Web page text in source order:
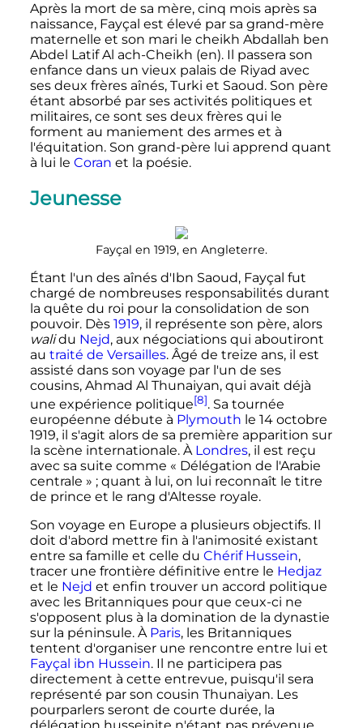
Après la mort de sa mère, cinq mois après sa
naissance, Fayçal est élevé par sa grand-mère
maternelle et son mari le cheikh Abdallah ben
Abdel Latif Al ach-Cheikh (en). Il passera son
enfance dans un vieux palais de Riyad avec
ses deux frères aînés, Turki et Saoud. Son père
étant absorbé par ses activités politiques et
militaires, ce sont ses deux frères qui le
forment au maniement des armes et à
l'équitation. Son grand-père lui apprend quant
à lui le Coran et la poésie.
Jeunesse
Fayçal en 1919, en Angleterre.
Étant l'un des aînés d'Ibn Saoud, Fayçal fut
chargé de nombreuses responsabilités durant
la quête du roi pour la consolidation de son
pouvoir. Dès 1919, il représente son père, alors
walidu Nejd, aux négociations qui aboutiront
au traité de Versailles. Âgé de treize ans, il est
assisté dans son voyage par l'un de ses
cousins, Ahmad Al Thunaiyan, qui avait déjà
une expérience politique[8]. Sa tournée
européenne débute à Plymouth le 14 octobre
1919, il s'agit alors de sa première apparition sur
la scène internationale. À Londres, il est reçu
avec sa suite comme « Délégation de l'Arabie
centrale » ; quant à lui, on lui reconnaît le titre
de prince et le rang d'Altesse royale.
Son voyage en Europe a plusieurs objectifs. Il
doit d'abord mettre fin à l'animosité existant
entre sa famille et celle du Chérif Hussein,
tracer une frontière définitive entre le Hedjaz
et le Nejd et enfin trouver un accord politique
avec les Britanniques pour que ceux-ci ne
s'opposent plus à la domination de la dynastie
sur la péninsule. À Paris, les Britanniques
tentent d'organiser une rencontre entre lui et
Fayçal ibn Hussein. Il ne participera pas
directement à cette entrevue, puisqu'il sera
représenté par son cousin Thunaiyan. Les
pourparlers seront de courte durée, la